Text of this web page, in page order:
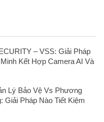
– VSS: Giải Pháp
Kết Hợp Camera AI Và
Lý Bảo Vệ Vs Phương
Giải Pháp Nào Tiết Kiệm